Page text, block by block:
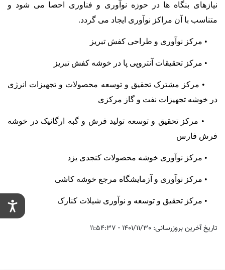
نیازهای بنگاه ها در حوزه نوآوری و فناوری احصا می شود و
متناسب با آن مراکز نوآوری ایجاد می گردد.
• مرکز نوآوری و طراحی کفش تبریز
• مرکز تحقیقات آنتروپی پا در خوشه کفش تبریز
• مرکز مشترک تحقیق و توسعه محصولات و تجهیزات انرژی
در خوشه تجهیزات نفت و گاز مرکزی
• مرکز تحقیق و توسعه تولید فرش و گبه ارگانیک در خوشه
فرش فارس
• مرکز نوآوری خوشه محصولات کنجدی یزد
• مرکز نوآوری و آزمایشگاه مرجع خوشه کاشی
• مرکز تحقیق و توسعه و نوآوری شیلات کنارک
تاریخ آخرین بروزرسانی: 1401/11/30 - 11:54:37